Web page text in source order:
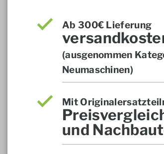
Ab 300€ Lieferung
(ausgenommen
Neumaschinen)
Mit
und